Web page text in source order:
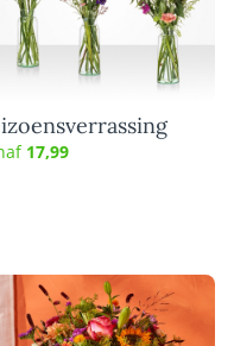
17,99